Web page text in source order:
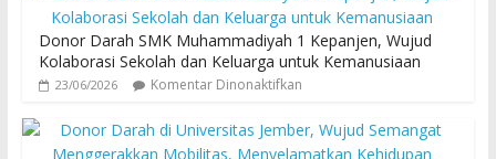
Donor Darah SMK Muhammadiyah 1 Kepanjen, Wujud
Kolaborasi Sekolah dan Keluarga untuk Kemanusiaan
23/06/2026 Komentar Dinonaktifkan